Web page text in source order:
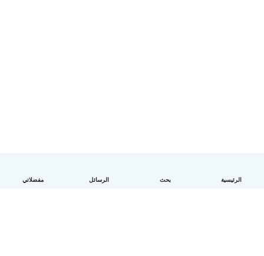
الرئيسية بحث الرسائل مفضلاتي